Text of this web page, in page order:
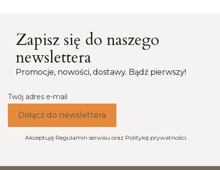
Zapisz się do naszego
newslettera
Promocje, nowości, dostawy. Bądź pierwszy!
Twój adres e-mail
Dołącz do newslettera
Akceptuję Regulamin serwisu oraz Politykę prywatności.